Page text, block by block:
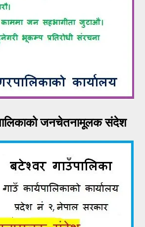
जनचेतनामूलक संदेश